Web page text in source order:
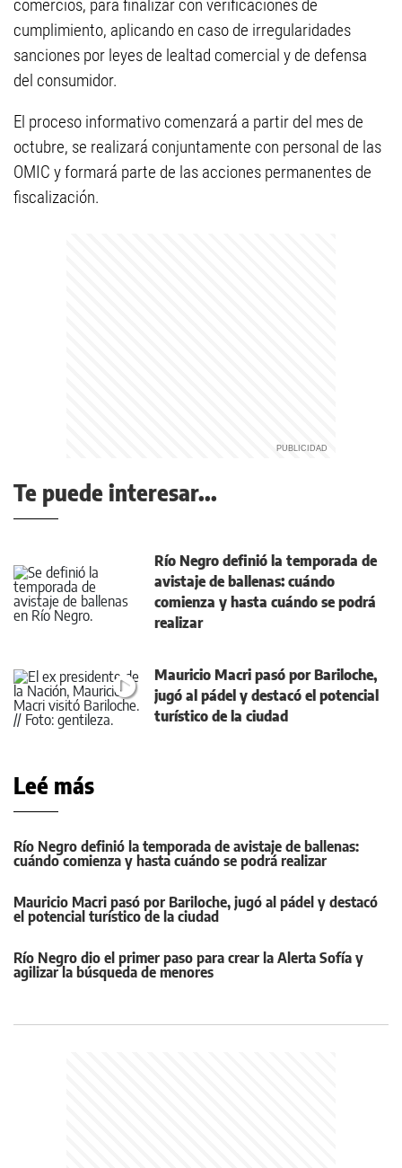
comercios, para finalizar con verificaciones de
cumplimiento, aplicando en caso de irregularidades
sanciones por leyes de lealtad comercial y de defensa
del consumidor.
El proceso informativo comenzará a partir del mes de
octubre, se realizará conjuntamente con personal de las
OMIC y formará parte de las acciones permanentes de
fiscalización.
Te puede interesar...
Río Negro definió la temporada de
avistaje de ballenas: cuándo
comienza y hasta cuándo se podrá
realizar
Mauricio Macri pasó por Bariloche,
jugó al pádel y destacó el potencial
turístico de la ciudad
Leé más
Río Negro definió la temporada de avistaje de ballenas:
cuándo comienza y hasta cuándo se podrá realizar
Mauricio Macri pasó por Bariloche, jugó al pádel y destacó
el potencial turístico de la ciudad
Río Negro dio el primer paso para crear la Alerta Sofía y
agilizar la búsqueda de menores